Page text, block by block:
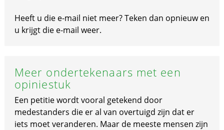
Heeft u die e-mail niet meer? Teken dan opnieuw en
u krijgt die e-mail weer.
Meer ondertekenaars met een
opiniestuk
Een petitie wordt vooral getekend door
medestanders die er al van overtuigd zijn dat er
iets moet veranderen. Maar de meeste mensen zijn